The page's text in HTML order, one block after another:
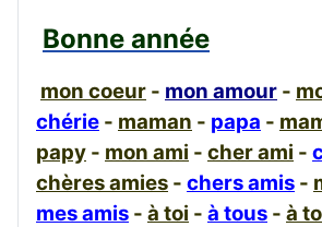
Bonne année
mon coeur - mon amour -
chérie - maman - papa -
papy - mon ami - cher ami -
chères amies - chers amis -
mes amis - à toi - à tous - à